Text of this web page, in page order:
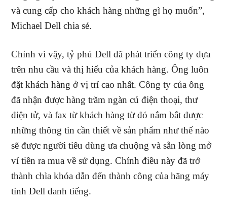
và cung cấp cho khách hàng những gì họ muốn”,
Michael Dell chia sẻ.
Chính vì vậy, tỷ phú Dell đã phát triển công ty dựa
trên nhu cầu và thị hiếu của khách hàng. Ông luôn
đặt khách hàng ở vị trí cao nhất. Công ty của ông
đã nhận được hàng trăm ngàn cú điện thoại, thư
điện tử, và fax từ khách hàng từ đó nắm bắt được
những thông tin cần thiết về sản phẩm như thế nào
sẽ được người tiêu dùng ưa chuộng và sẵn lòng mở
ví tiền ra mua về sử dụng. Chính điều này đã trở
thành chìa khóa dẫn đến thành công của hãng máy
tính Dell danh tiếng.